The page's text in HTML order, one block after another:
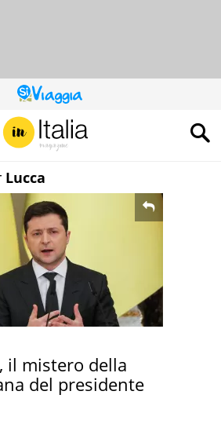
QUESTO
SITO
CONTRIBUISCE
ALL’AUDIENCE
DI
Lucca
il mistero della
del presidente